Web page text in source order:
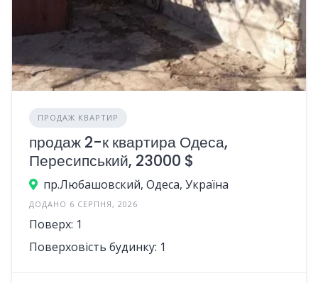
ПРОДАЖ КВАРТИР
продаж 2-к квартира Одеса,
Пересипський, 23000 $
пр.Любашовский, Одеса, Україна
ДОДАНО 6 СЕРПНЯ, 2026
Поверх: 1
Поверховість будинку: 1